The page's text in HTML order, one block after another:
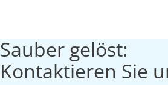
Sauber gelöst:
Kontaktieren Sie